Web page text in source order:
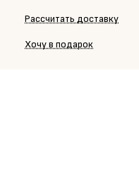
Рассчитать доставку
Хочу в подарок